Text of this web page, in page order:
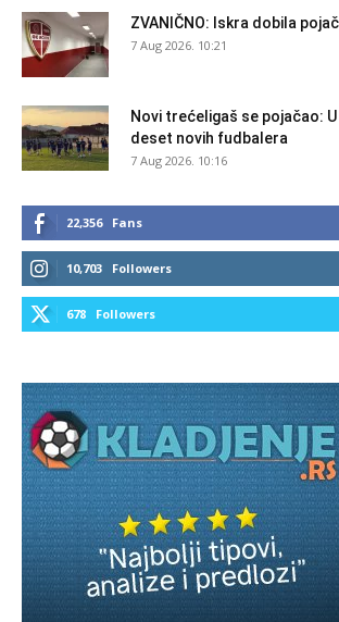
ZVANIČNO: Iskra dobila
7 Aug 2026. 10:21
Novi trećeligaš se pojačao:
deset novih fudbalera
7 Aug 2026. 10:16
22,356 Fans
10,703 Followers
678 Followers